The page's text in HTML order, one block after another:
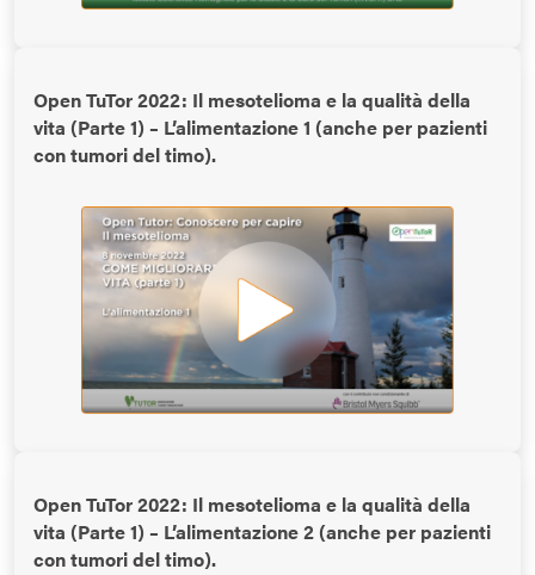
Open TuTor 2022: Il mesotelioma e la qualità della
vita (Parte 1) – L’alimentazione 1 (anche per pazienti
con tumori del timo).
Open TuTor 2022: Il mesotelioma e la qualità della
vita (Parte 1) – L’alimentazione 2 (anche per pazienti
con tumori del timo).